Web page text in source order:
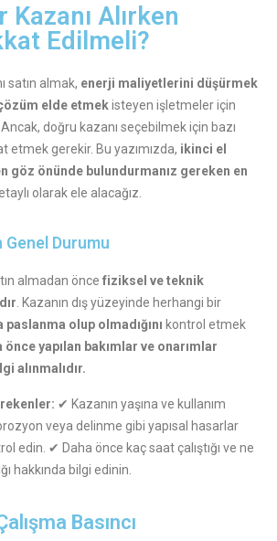
Kazanı Alırken
Edilmeli?
satın almak, enerji maliyetlerini düşürmek
elde etmekisteyen işletmeler için
Ancak, doğru kazanı seçebilmek için bazı
etmek gerekir. Bu yazımızda, ikinci el
göz önünde bulundurmanız gereken en
olarak ele alacağız.
Genel Durumu
almadan önce fiziksel ve teknik
. Kazanın dış yüzeyinde herhangi bir
paslanma olup olmadığını kontrol etmek
önce yapılan bakımlar ve onarımlar
alınmalıdır.
✔ Kazanın yaşına ve kullanım
veya delinme gibi yapısal hasarlar
edin. ✔ Daha önce kaç saat çalıştığı ve ne
hakkında bilgi edinin.
Basıncı